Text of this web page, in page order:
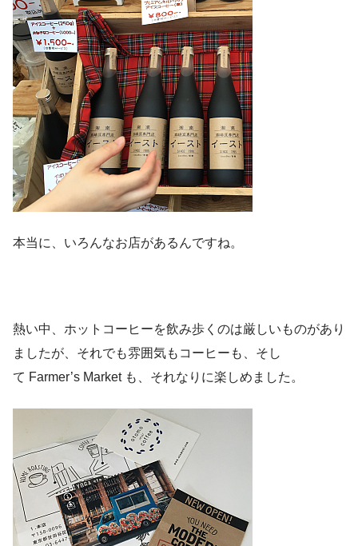
本当に、いろんなお店があるんですね。
熱い中、ホットコーヒーを飲み歩くのは厳しいものがあり
ましたが、それでも雰囲気もコーヒーも、そし
て Farmer’s Market も、それなりに楽しめました。